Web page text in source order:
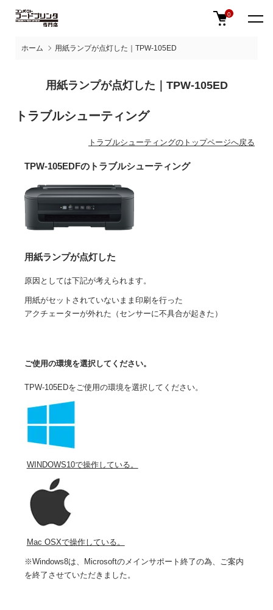
0
ホーム 用紙ランプが点灯した｜TPW-105ED
用紙ランプが点灯した｜TPW-105ED
トラブルシューティング
トラブルシューティングのトップページへ戻る
TPW-105EDFのトラブルシューティング
用紙ランプが点灯した
原因としては下記が考えられます。
用紙がセットされていないまま印刷を行った
アクチェーターが外れた（センサーに不具合が起きた）
ご使用の環境を選択してください。
TPW-105EDをご使用の環境を選択してください。
WINDOWS10で操作している。
Mac OSXで操作している。
※Windows8は、Microsoftのメインサポート終了の為、ご案内
を終了させていただきました。